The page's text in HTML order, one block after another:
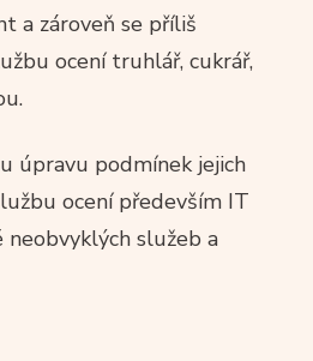
a zároveň se příliš
ocení truhlář, cukrář,
úpravu podmínek jejich
ocení především IT
neobvyklých služeb a